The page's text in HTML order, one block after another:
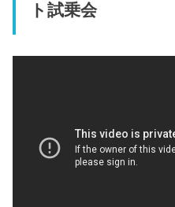
ト試乗会